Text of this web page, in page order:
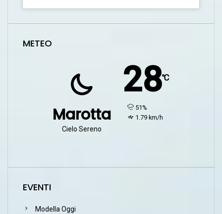
METEO
Marotta
Cielo Sereno
28℃
humidity:
51%
wind:
1.79 km/h
EVENTI
Modella Oggi